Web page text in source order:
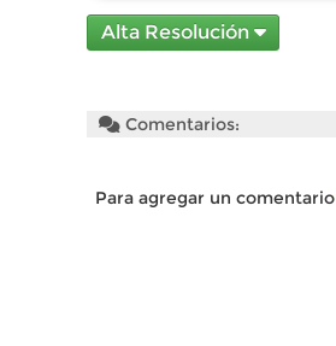
Alta Resolución
Comentarios:
Para agregar un comentario